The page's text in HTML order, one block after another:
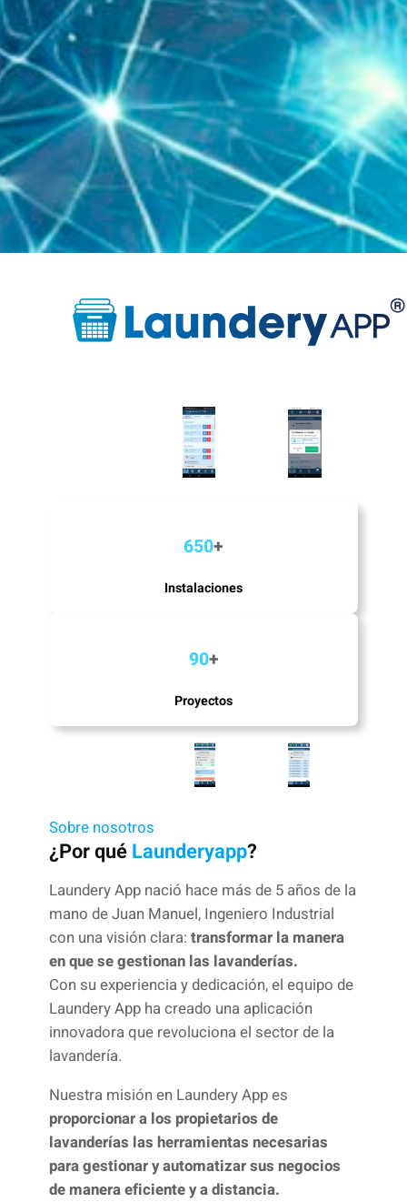
650+
Instalaciones
90+
Proyectos
Sobre nosotros
¿Por quéLaunderyapp?
Laundery App nació hace más de 5 años de la
mano de Juan Manuel, Ingeniero Industrial
con una visión clara: transformar la manera
en que se gestionan las lavanderías.
Con su experiencia y dedicación, el equipo de
Laundery App ha creado una aplicación
innovadora que revoluciona el sector de la
lavandería.
Nuestra misión en Laundery App es
proporcionar a los propietarios de
lavanderías las herramientas necesarias
para gestionar y automatizar sus negocios
de manera eficiente y a distancia.